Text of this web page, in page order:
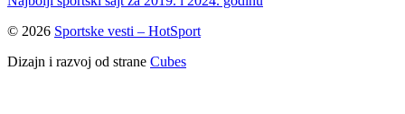
© 2026 Sportske vesti – HotSport
Dizajn i razvoj od strane Cubes